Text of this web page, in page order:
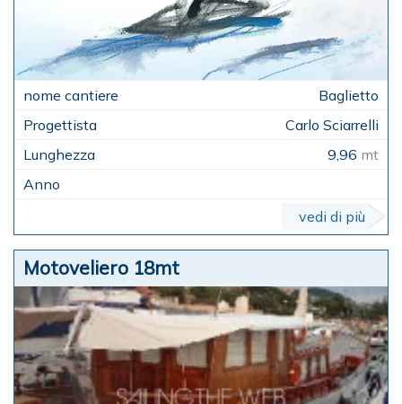
Baglietto
Carlo Sciarrelli
9,96 mt
vedi di più
Motoveliero 18mt